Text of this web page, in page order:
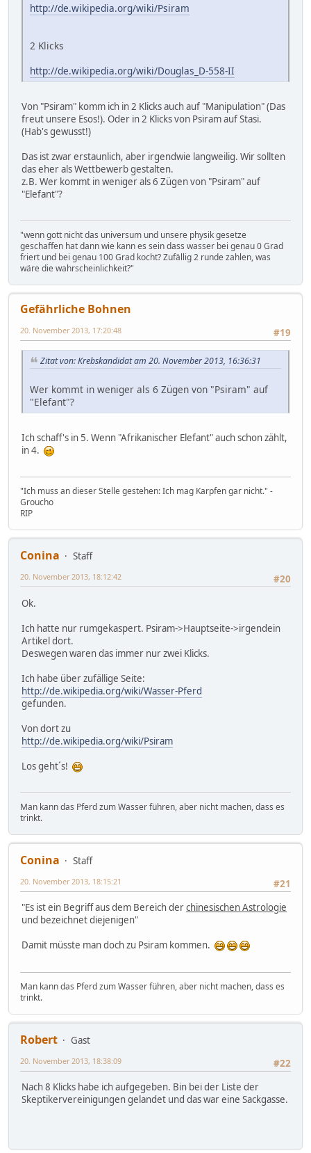
http://de.wikipedia.org/wiki/Psiram
2 Klicks
http://de.wikipedia.org/wiki/Douglas_D-558-II
Von "Psiram" komm ich in 2 Klicks auch auf "Manipulation" (Das
freut unsere Esos!). Oder in 2 Klicks von Psiram auf Stasi.
(Hab's gewusst!)
Das ist zwar erstaunlich, aber irgendwie langweilig. Wir sollten
das eher als Wettbewerb gestalten.
z.B. Wer kommt in weniger als 6 Zügen von "Psiram" auf
"Elefant"?
"wenn gott nicht das universum und unsere physik gesetze
geschaffen hat dann wie kann es sein dass wasser bei genau 0 Grad
friert und bei genau 100 Grad kocht? Zufällig 2 runde zahlen, was
wäre die wahrscheinlichkeit?"
Gefährliche Bohnen
#19
20. November 2013, 17:20:48
Zitat von: Krebskandidat am 20. November 2013, 16:36:31
Wer kommt in weniger als 6 Zügen von "Psiram" auf
"Elefant"?
Ich schaff's in 5. Wenn "Afrikanischer Elefant" auch schon zählt,
in 4.
"Ich muss an dieser Stelle gestehen: Ich mag Karpfen gar nicht." -
Groucho
RIP
Conina
Staff
#20
20. November 2013, 18:12:42
Ok.
Ich hatte nur rumgekaspert. Psiram->Hauptseite->irgendein
Artikel dort.
Deswegen waren das immer nur zwei Klicks.
Ich habe über zufällige Seite:
http://de.wikipedia.org/wiki/Wasser-Pferd
gefunden.
Von dort zu
http://de.wikipedia.org/wiki/Psiram
Los geht´s!
Man kann das Pferd zum Wasser führen, aber nicht machen, dass es
trinkt.
Conina
Staff
#21
20. November 2013, 18:15:21
"Es ist ein Begriff aus dem Bereich derchinesischen Astrologie
und bezeichnet diejenigen"
Damit müsste man doch zu Psiram kommen.
Man kann das Pferd zum Wasser führen, aber nicht machen, dass es
trinkt.
Robert
Gast
#22
20. November 2013, 18:38:09
Nach 8 Klicks habe ich aufgegeben. Bin bei der Liste der
Skeptikervereinigungen gelandet und das war eine Sackgasse.